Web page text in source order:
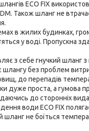
ECO FIX
Також шланг не
в жилих будинках,
у воді. Пропускна
з себе гнучкий шланг з
без проблем
до перепадів
дуже проста, а гумова
до сторонніх
води ECO FIX
не боїться